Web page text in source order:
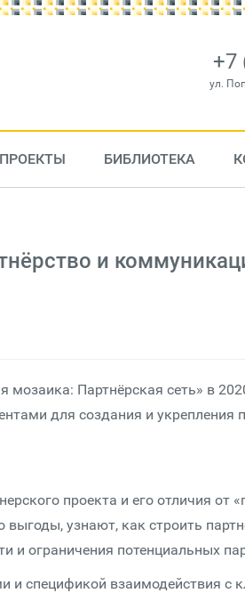
+7
ул.
ПРОЕКТЫ БИБЛИОТЕКА
и
мозаика: Партнёрская сеть» в
для создания и укрепления
проекта и его отличия от
выгоды, узнают, как строить
и ограничения потенциальных
и спецификой взаимодействия с